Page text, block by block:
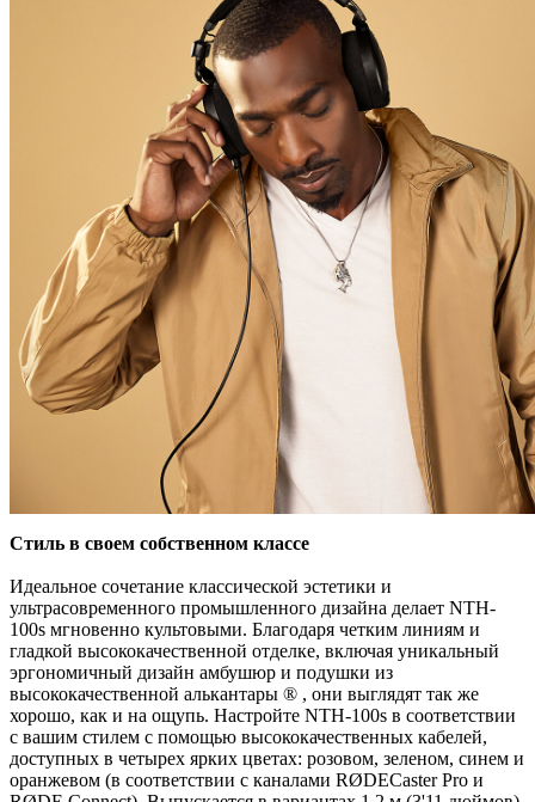
Стиль в своем собственном классе
Идеальное сочетание классической эстетики и
ультрасовременного промышленного дизайна делает NTH-
100s мгновенно культовыми. Благодаря четким линиям и
гладкой высококачественной отделке, включая уникальный
эргономичный дизайн амбушюр и подушки из
высококачественной алькантары ® , они выглядят так же
хорошо, как и на ощупь. Настройте NTH-100s в соответствии
с вашим стилем с помощью высококачественных кабелей,
доступных в четырех ярких цветах: розовом, зеленом, синем и
оранжевом (в соответствии с каналами RØDECaster Pro и